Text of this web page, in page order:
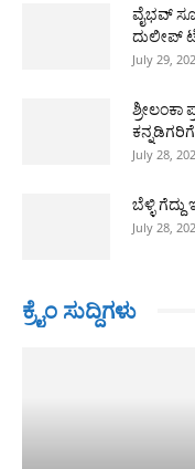
ವೈಭವ್
ದುಲೀಪ್
July 29,
ಶ್ರೀಲಂಕಾ
ಕನ್ನಡಿಗರಿಗೆ
July 28,
ಬೆಳ್ಳಿ
July 28,
ಕ್ರೈಂ ಸುದ್ದಿಗಳು